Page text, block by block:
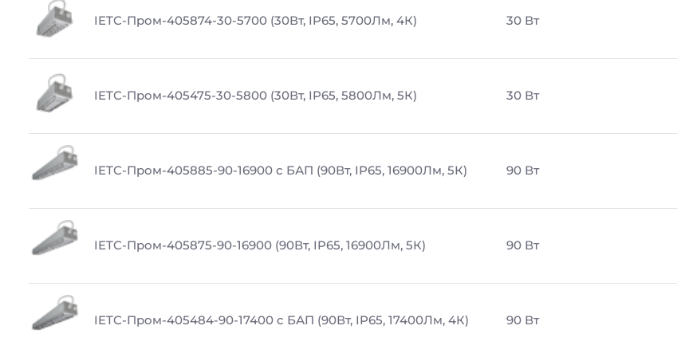
IETC-Пром-405874-30-5700 (30Вт, IP65, 5700Лм, 4К) 30 Вт
IETC-Пром-405475-30-5800 (30Вт, IP65, 5800Лм, 5К) 30 Вт
IETC-Пром-405885-90-16900 с БАП (90Вт, IP65, 16900Лм, 5К) 90 Вт
IETC-Пром-405875-90-16900 (90Вт, IP65, 16900Лм, 5К) 90 Вт
IETC-Пром-405484-90-17400 c БАП (90Вт, IP65, 17400Лм, 4К) 90 Вт